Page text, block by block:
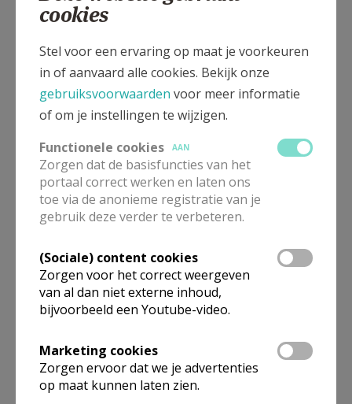
Zavelbergweg, 1640 Beersel - Sint-Genesius-Rode
In deze kerk vinden geen weekendvieringen plaats. Via de
onderstaande lijst kan je het aanbod van kerken in de buurt
raadplegen.
Niet gevonden wat je zocht? Hier vind je
links naar kerken, eventueel van andere
cookies
Stel voor een ervaring op maat je voorkeuren
in of aanvaard alle cookies. Bekijk onze
gebruiksvoorwaarden voor meer informatie
of om je instellingen te wijzigen.
Functionele cookies
AAN
Zorgen dat de basisfuncties van het
portaal correct werken en laten ons
toe via de anonieme registratie van je
gebruik deze verder te verbeteren.
(Sociale) content cookies
Zorgen voor het correct weergeven
van al dan niet externe inhoud,
bijvoorbeeld een Youtube-video.
Marketing cookies
Zorgen ervoor dat we je advertenties
op maat kunnen laten zien.